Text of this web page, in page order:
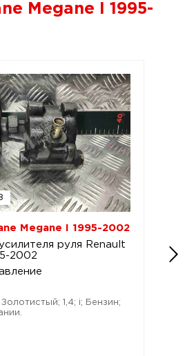
Megane I 1995-
Megane I 1995-2002
руля Renault
2002
1,4; i; Бензин;